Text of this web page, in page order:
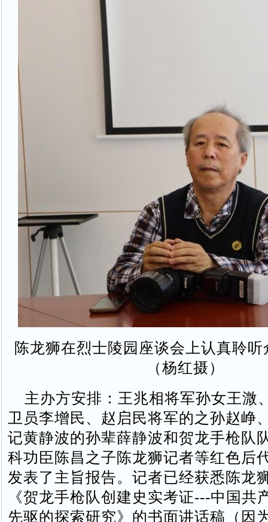
陈龙狮在烈士陵园座谈会上认真聆
（杨红摄）
主办方安排：王兆相将军孙女王溦
卫员李增民、赵启民将军的之孙赵峥
记黄静波的孙辈薛静波和贺龙手枪队
科功臣陈昌之子陈龙狮记者等红色后
发表了主旨报告。记者已经获悉陈龙
《贺龙手枪队创建史实考证---中国共
先驱的探索研究》的书面讲话稿（因